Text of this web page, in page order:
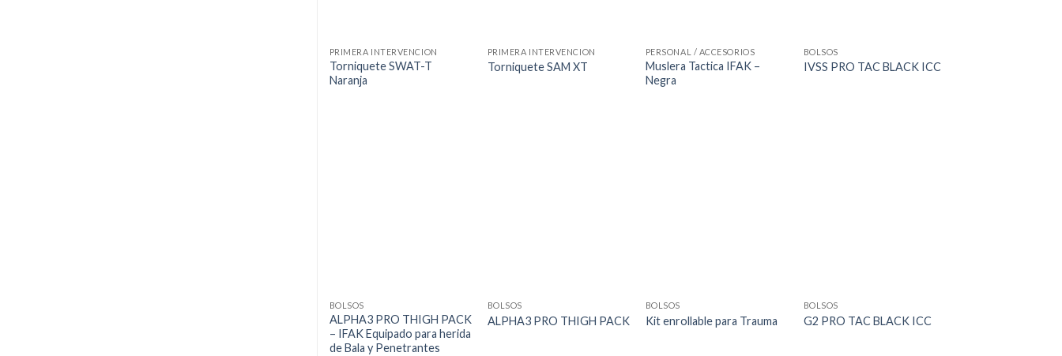
PRIMERA INTERVENCION
Torniquete SWAT-T
Naranja
PRIMERA INTERVENCION
Torniquete SAM XT
PERSONAL / ACCESORIOS
Muslera Tactica IFAK –
Negra
BOLSOS
IVSS PRO TAC BLACK ICC
BOLSOS
ALPHA3 PRO THIGH PACK
– IFAK Equipado para herida
de Bala y Penetrantes
BOLSOS
ALPHA3 PRO THIGH PACK
BOLSOS
Kit enrollable para Trauma
BOLSOS
G2 PRO TAC BLACK ICC